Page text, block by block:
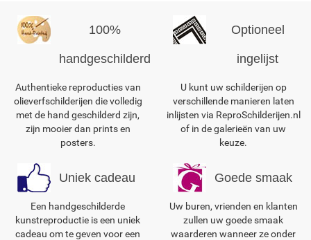
100%
handgeschilderd
Authentieke reproducties van
olieverfschilderijen die volledig
met de hand geschilderd zijn,
zijn mooier dan prints en
posters.
Optioneel
ingelijst
U kunt uw schilderijen op
verschillende manieren laten
inlijsten via ReproSchilderijen.nl
of in de galerieën van uw
keuze.
Uniek cadeau
Een handgeschilderde
kunstreproductie is een uniek
cadeau om te geven voor een
Goede smaak
Uw buren, vrienden en klanten
zullen uw goede smaak
waarderen wanneer ze onder